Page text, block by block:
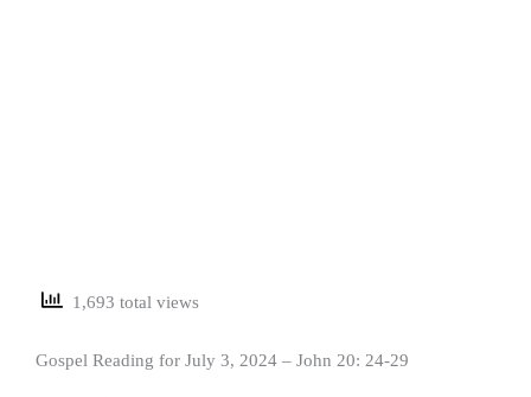
1,693 total views
Gospel Reading for July 3, 2024 – John 20: 24-29